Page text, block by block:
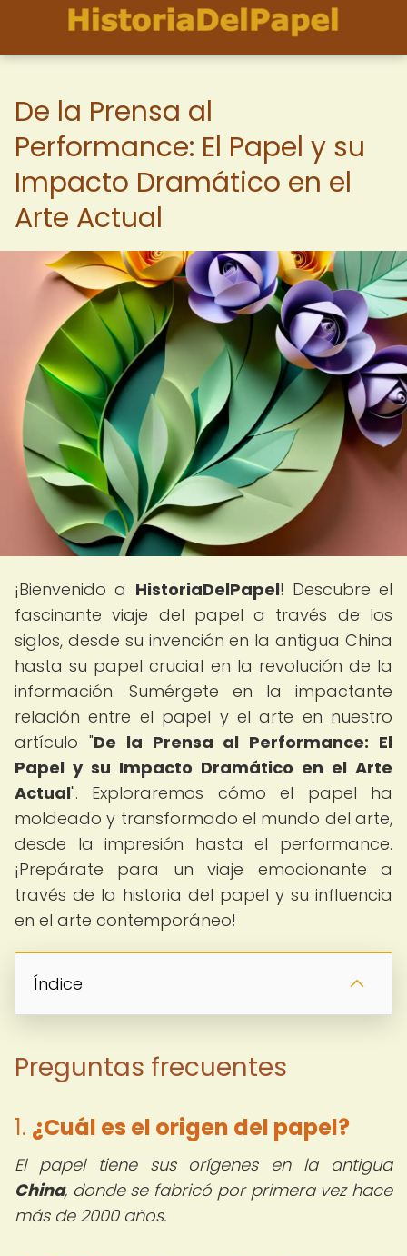
De la Prensa al
Performance: El Papel y su
Impacto Dramático en el
Arte Actual
¡Bienvenido a HistoriaDelPapel! Descubre el
fascinante viaje del papel a través de los
siglos, desde su invención en la antigua China
hasta su papel crucial en la revolución de la
información. Sumérgete en la impactante
relación entre el papel y el arte en nuestro
artículo "De la Prensa al Performance: El
Papel y su Impacto Dramático en el Arte
Actual". Exploraremos cómo el papel ha
moldeado y transformado el mundo del arte,
desde la impresión hasta el performance.
¡Prepárate para un viaje emocionante a
través de la historia del papel y su influencia
en el arte contemporáneo!
Índice
Preguntas frecuentes
1. ¿Cuál es el origen del papel?
El papel tiene sus orígenes en la antigua
China, donde se fabricó por primera vez hace
más de 2000 años.